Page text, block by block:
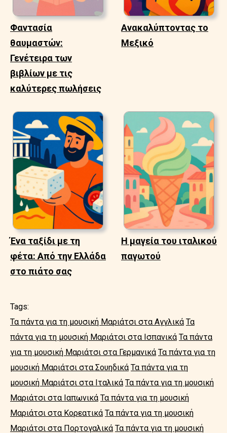
Φαντασία
θαυμαστών:
Γενέτειρα των
βιβλίων με τις
καλύτερες πωλήσεις
Ανακαλύπτοντας το
Μεξικό
Ένα ταξίδι με τη
φέτα: Από την Ελλάδα
στο πιάτο σας
Η μαγεία του ιταλικού
παγωτού
Tags:
Τα πάντα για τη μουσική Μαριάτσι στα Αγγλικά Τα
πάντα για τη μουσική Μαριάτσι στα Ισπανικά Τα πάντα
για τη μουσική Μαριάτσι στα Γερμανικά Τα πάντα για τη
μουσική Μαριάτσι στα Σουηδικά Τα πάντα για τη
μουσική Μαριάτσι στα Ιταλικά Τα πάντα για τη μουσική
Μαριάτσι στα Ιαπωνικά Τα πάντα για τη μουσική
Μαριάτσι στα Κορεατικά Τα πάντα για τη μουσική
Μαριάτσι στα Πορτογαλικά Τα πάντα για τη μουσική